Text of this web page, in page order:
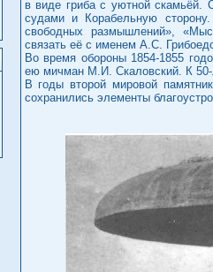
в виде гриба с уютной
судами и Корабельную
свободных размышлений»,
связать её с именем А.С.
Во время обороны 1854-1855
ею мичман М.И. Скаловский. К 50-
В годы второй мировой
сохранились элементы